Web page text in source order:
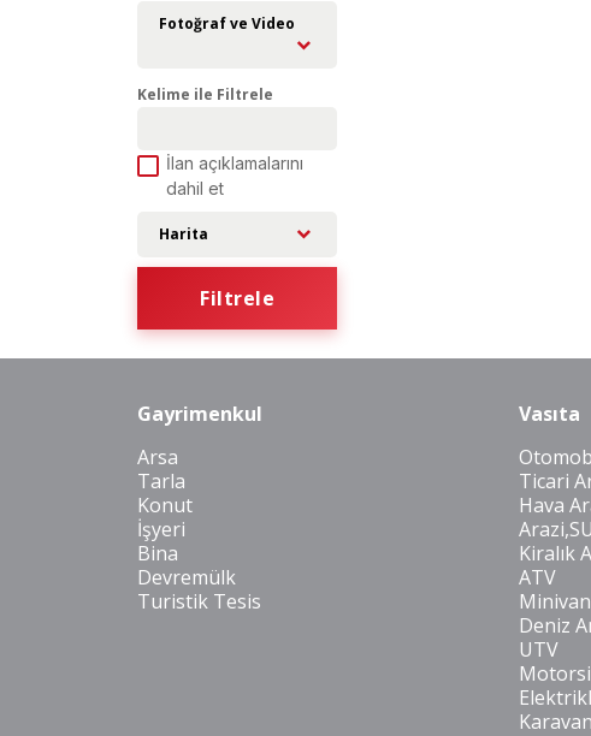
Fotoğraf ve Video
Kelime ile Filtrele
İlan açıklamalarını
dahil et
Harita
Filtrele
Gayrimenkul
Arsa
Tarla
Konut
İşyeri
Bina
Devremülk
Turistik Tesis
Vasıta
Ticari
Hava
Kiralık
ATV
Deniz
UTV
Karavan